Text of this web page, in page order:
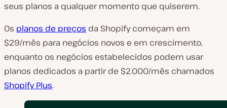
seus planos a qualquer momento que quiserem.
Os planos de preços da Shopify começam em
$29/mês para negócios novos e em crescimento,
enquanto os negócios estabelecidos podem usar
planos dedicados a partir de $2.000/mês chamados
Shopify Plus.